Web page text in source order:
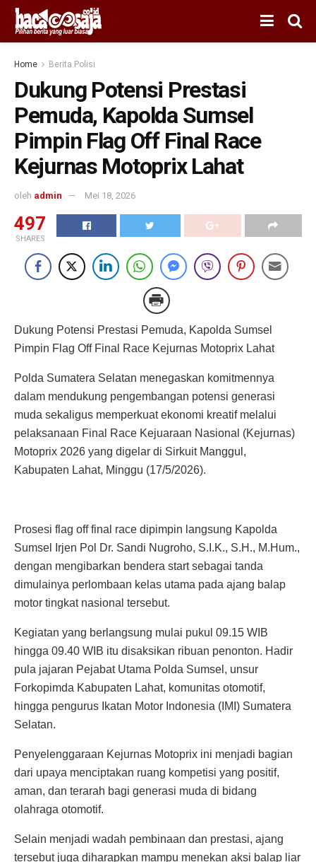
Home Berita Polisi
Dukung Potensi Prestasi
Pemuda, Kapolda Sumsel
Pimpin Flag Off Final Race
Kejurnas Motoprix Lahat
oleh admin Mei 18, 2026
497
SHARES
Dukung Potensi Prestasi Pemuda, Kapolda Sumsel
Pimpin Flag Off Final Race Kejurnas Motoprix Lahat
Polda Sumatera Selatan menegaskan komitmennya
dalam mendukung pengembangan potensi generasi
muda sekaligus memperkuat ekonomi kreatif melalui
pelaksanaan Final Race Kejuaraan Nasional (Kejurnas)
Motoprix 2026 yang digelar di Sirkuit Manggul,
Kabupaten Lahat, Minggu (17/5/2026).
Prosesi flag off final race dipimpin langsung Kapolda
Sumsel Irjen Pol Dr. Sandi Nugroho, S.I.K., S.H., M.Hum.,
dengan mengibarkan bendera start sebagai tanda
dimulainya perlombaan kelas utama pada ajang balap
motor tingkat nasional tersebut.
Kegiatan yang berlangsung mulai pukul 09.15 WIB
hingga 09.40 WIB itu disaksikan ribuan penonton. Hadir
pula jajaran Pejabat Utama Polda Sumsel, unsur
Forkopimda Kabupaten Lahat, komunitas otomotif,
hingga pengurus Ikatan Motor Indonesia (IMI) Sumatera
Selatan.
Penyelenggaraan Kejurnas Motoprix ini menjadi bagian
dari upaya menciptakan ruang kompetisi yang positif,
aman, dan terarah bagi generasi muda di bidang
olahraga otomotif.
Selain menjadi wadah pembinaan dan prestasi, ajang
tersebut juga diharapkan mampu menekan aksi balap liar